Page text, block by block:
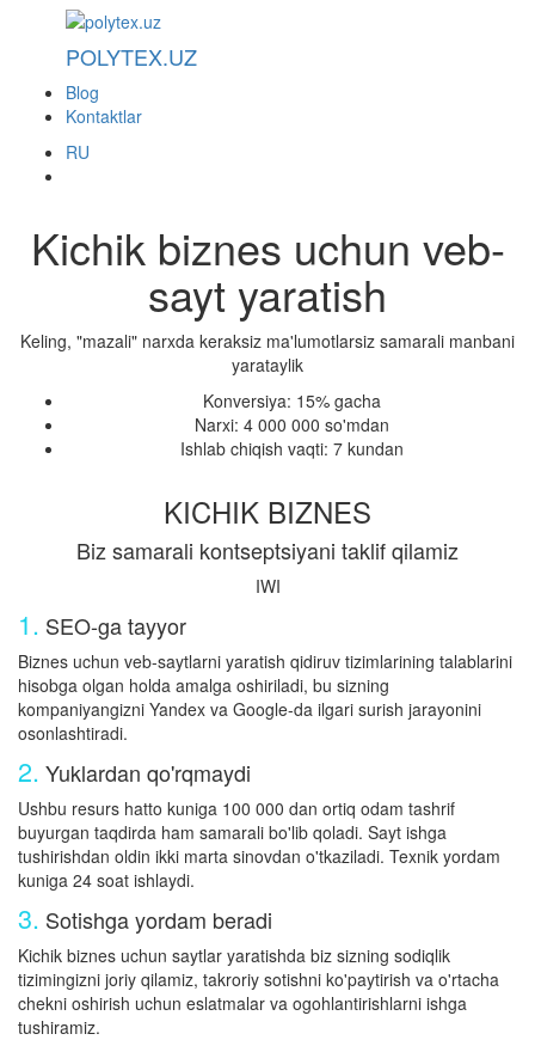
POLYTEX.UZ
Blog
Kontaktlar
RU
Kichik biznes uchun veb-
sayt yaratish
Keling, "mazali" narxda keraksiz ma'lumotlarsiz samarali manbani
yarataylik
Konversiya: 15% gacha
Narxi: 4 000 000 so'mdan
Ishlab chiqish vaqti: 7 kundan
KICHIK BIZNES
Biz samarali kontseptsiyani taklif qilamiz
IWI
1. SEO-ga tayyor
Biznes uchun veb-saytlarni yaratish qidiruv tizimlarining talablarini
hisobga olgan holda amalga oshiriladi, bu sizning
kompaniyangizni Yandex va Google-da ilgari surish jarayonini
osonlashtiradi.
2. Yuklardan qo'rqmaydi
Ushbu resurs hatto kuniga 100 000 dan ortiq odam tashrif
buyurgan taqdirda ham samarali bo'lib qoladi. Sayt ishga
tushirishdan oldin ikki marta sinovdan o'tkaziladi. Texnik yordam
kuniga 24 soat ishlaydi.
3. Sotishga yordam beradi
Kichik biznes uchun saytlar yaratishda biz sizning sodiqlik
tizimingizni joriy qilamiz, takroriy sotishni ko'paytirish va o'rtacha
chekni oshirish uchun eslatmalar va ogohlantirishlarni ishga
tushiramiz.